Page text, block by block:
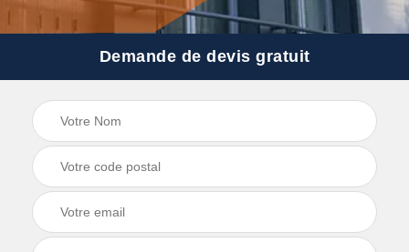
Demande de devis gratuit